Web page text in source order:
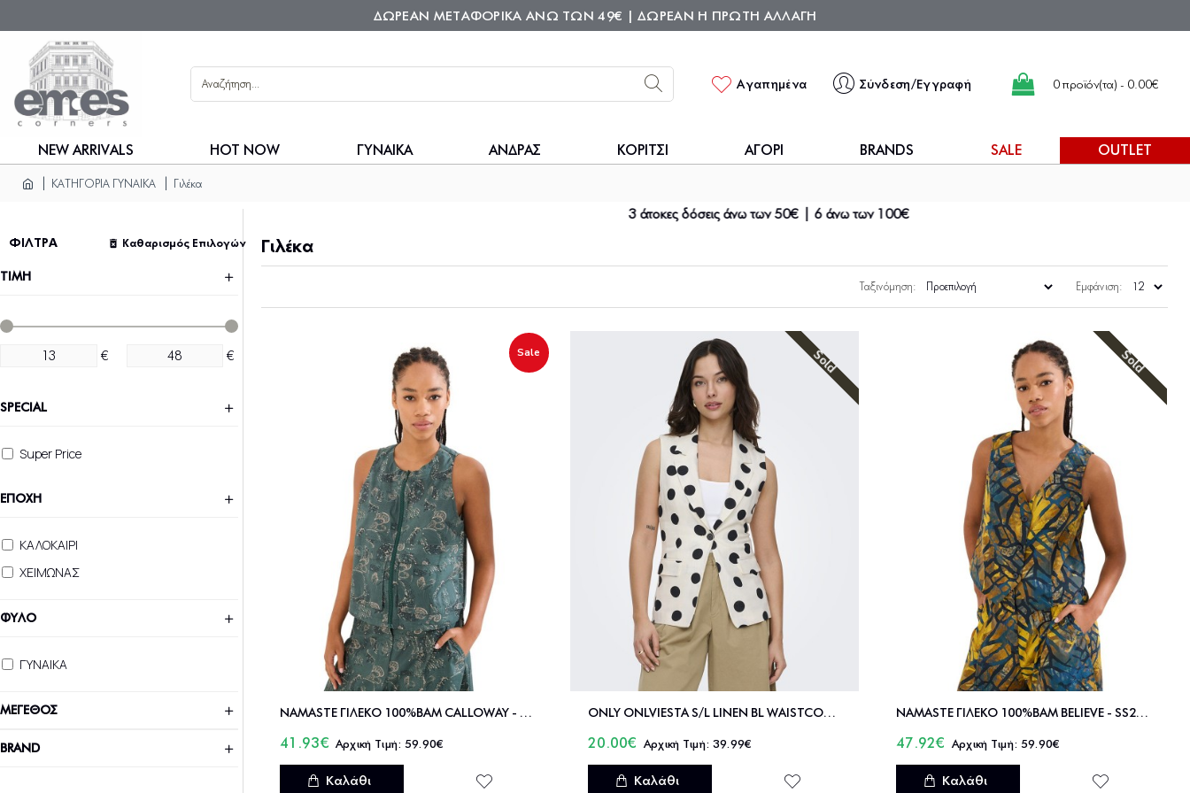
ΔΩΡΕΑΝ ΜΕΤΑΦΟΡΙΚΑ ΑΝΩ ΤΩΝ 49€ | ΔΩΡΕΑΝ H ΠΡΩΤΗ ΑΛΛΑΓΗ
Αγαπημένα Σύνδεση/Εγγραφή 0 προϊόν(τα) - 0.00€
NEW ARRIVALS HOT NOW ΓΥΝΑΙΚΑ ΑΝΔΡΑΣ ΚΟΡΙΤΣΙ ΑΓΟΡΙ BRANDS SALE OUTLET
ΚΑΤΗΓΟΡΙΑ ΓΥΝΑΙΚΑ Γιλέκα
3 άτοκες δόσεις άνω των 50€ | 6 άνω των 100€
ΦΙΛΤΡΑ Καθαρισμός Επιλογών
ΤΙΜΗ
€ €
BRAND
ΕΠΟΧΗ
ΚΑΛΟΚΑΙΡΙ
ΧΕΙΜΩΝΑΣ
ΦΥΛΟ
ΓΥΝΑΙΚΑ
ΜΕΓΕΘΟΣ
SPECIAL
Super Price
Γιλέκα
Ταξινόμηση: Εμφάνιση:
Sale
NAMASTE ΓΙΛΕΚΟ 100%ΒΑΜ CALLOWAY - SS2226001
41.93€ 59.90€
Καλάθι
Sold
ONLY ONLVIESTA S/L LINEN BL WAISTCOAT TLR - 15375017
20.00€ 39.99€
Καλάθι
Sold
NAMASTE ΓΙΛΕΚΟ 100%ΒΑΜ BELIEVE - SS2226003
47.92€ 59.90€
Καλάθι